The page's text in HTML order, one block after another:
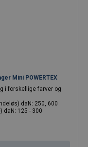
Mini POWERTEX
i forskellige farver og
daN: 250, 600
daN: 125 - 300